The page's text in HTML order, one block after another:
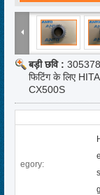
बड़ी छवि :
फिटिंग के लिए
CX500S
egory: